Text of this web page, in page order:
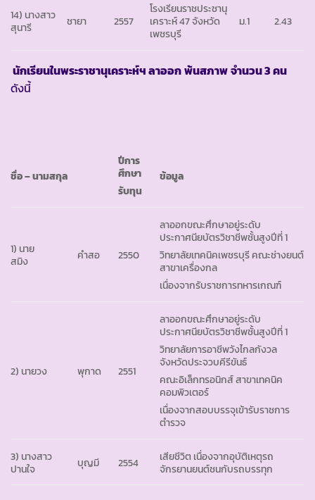
14) นางสาว
สุนารี
ชายา 2557
โรงเรียนราชประชานุ
เคราะห์ 47 จังหวัด
เพชรบุรี
ม.1 2.43
นักเรียนในพระราชานุเคราะห์ฯ ลาออกพ้นสภาพจำนวน 3 คน
ดังนี้
ชื่อ– นามสกุล
ปีการ
ศึกษา
รับทุน
ข้อมูล
1) นาย
สมิง
คำสอ 2550
ลาออกขณะศึกษาอยู่ระดับ
ประกาศนียบัตรวิชาชีพชั้นสูงปีที่ 1
วิทยาลัยเทคนิคเพชรบุรี คณะช่างยนต์
สาขาเครื่องกล
เนื่องจากรับราชการทหารเกณฑ์
2) นายวง พุกาด 2551
ลาออกขณะศึกษาอยู่ระดับ
ประกาศนียบัตรวิชาชีพชั้นสูงปีที่ 1
วิทยาลัยการอาชีพวังไกลกังวล
จังหวัดประจวบคีรีขันธ์
คณะอิเล็กทรอนิกส์ สาขาเทคนิค
คอมพิวเตอร์
เนื่องจากสอบบรรจุเข้ารับราชการ
ตำรวจ
3) นางสาว
ปานใจ
บุญมี 2554
เสียชีวิต เนื่องจากอุบัติเหตุรถ
จักรยานยนต์ชนกับรถบรรทุก